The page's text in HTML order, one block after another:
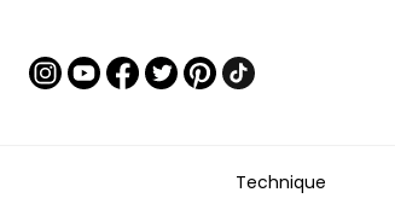
Technique